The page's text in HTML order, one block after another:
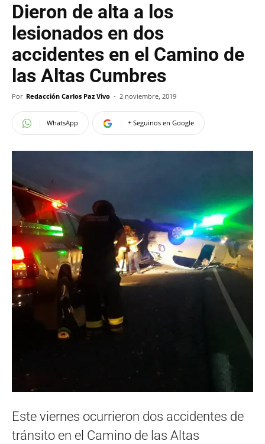
Dieron de alta a los
lesionados en dos
accidentes en el Camino de
las Altas Cumbres
Por Redacción Carlos Paz Vivo - 2 noviembre, 2019
WhatsApp + Seguinos en Google
Este viernes ocurrieron dos accidentes de
tránsito en el Camino de las Altas